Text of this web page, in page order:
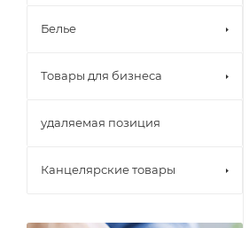
Белье
Товары для бизнеса
удаляемая позиция
Канцелярские товары